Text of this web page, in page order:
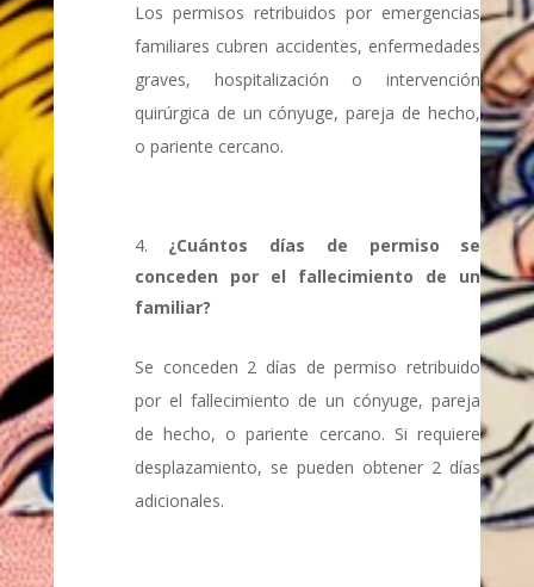
Los permisos retribuidos por emergencias
familiares cubren accidentes, enfermedades
graves, hospitalización o intervención
quirúrgica de un cónyuge, pareja de hecho,
o pariente cercano.
¿Cuántos días de permiso se
conceden por el fallecimiento de un
familiar?
Se conceden 2 días de permiso retribuido
por el fallecimiento de un cónyuge, pareja
de hecho, o pariente cercano. Si requiere
desplazamiento, se pueden obtener 2 días
adicionales.